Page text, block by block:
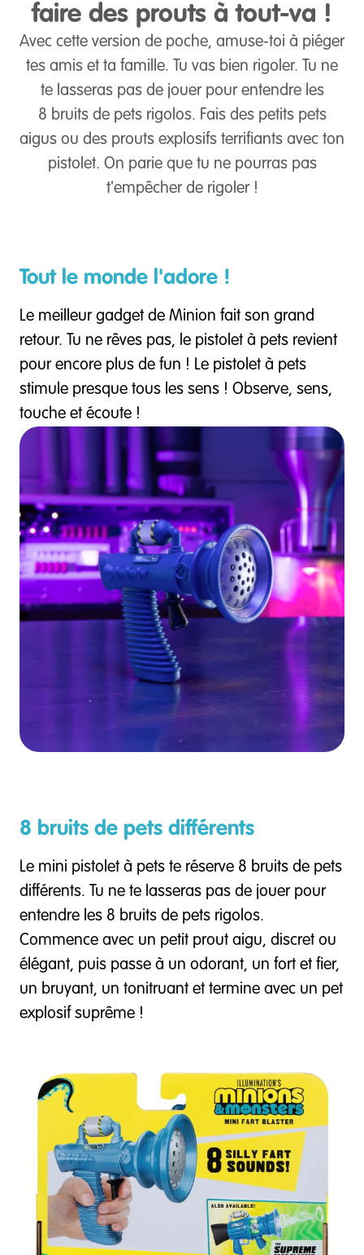
faire des prouts à tout-va !
Avec cette version de poche, amuse-toi à piéger
tes amis et ta famille. Tu vas bien rigoler. Tu ne
te lasseras pas de jouer pour entendre les
8 bruits de pets rigolos. Fais des petits pets
aigus ou des prouts explosifs terrifiants avec ton
pistolet. On parie que tu ne pourras pas
t'empêcher de rigoler !
Tout le monde l'adore !
Le meilleur gadget de Minion fait son grand
retour. Tu ne rêves pas, le pistolet à pets revient
pour encore plus de fun ! Le pistolet à pets
stimule presque tous les sens ! Observe, sens,
touche et écoute !
8 bruits de pets différents
Le mini pistolet à pets te réserve 8 bruits de pets
différents. Tu ne te lasseras pas de jouer pour
entendre les 8 bruits de pets rigolos.
Commence avec un petit prout aigu, discret ou
élégant, puis passe à un odorant, un fort et fier,
un bruyant, un tonitruant et termine avec un pet
explosif suprême !